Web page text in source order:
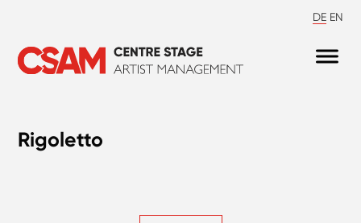
DE EN
Rigoletto